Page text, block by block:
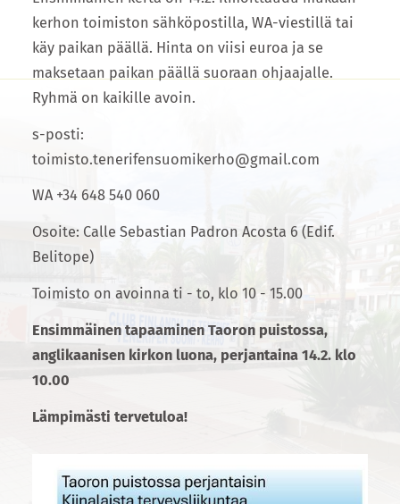
kerhon toimiston sähköpostilla, WA-viestillä tai
käy paikan päällä. Hinta on viisi euroa ja se
maksetaan paikan päällä suoraan ohjaajalle.
Ryhmä on kaikille avoin.
s-posti:
toimisto.tenerifensuomikerho@gmail.com
WA +34 648 540 060
Osoite: Calle Sebastian Padron Acosta 6 (Edif.
Belitope)
Toimisto on avoinna ti - to, klo 10 - 15.00
Ensimmäinen tapaaminen Taoron puistossa,
anglikaanisen kirkon luona, perjantaina 14.2. klo
10.00
Lämpimästi tervetuloa!